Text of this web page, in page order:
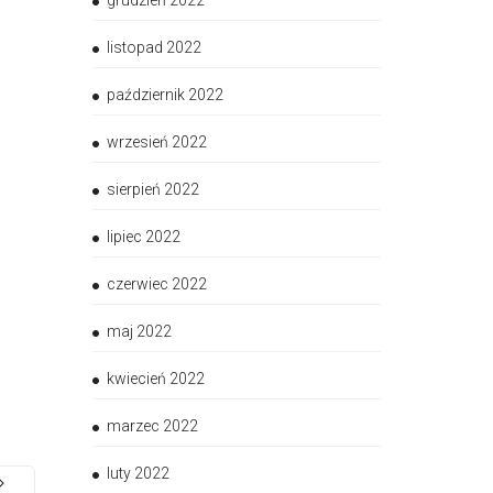
listopad 2022
październik 2022
wrzesień 2022
sierpień 2022
lipiec 2022
czerwiec 2022
maj 2022
kwiecień 2022
marzec 2022
luty 2022